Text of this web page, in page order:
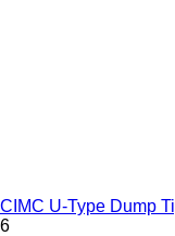
CIMC U-Type Dump
6